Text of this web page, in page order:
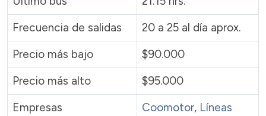
Frecuencia de salidas
20 a 25 al día aprox.
Precio más bajo
$90.000
Precio más alto
$95.000
Empresas
Coomotor, Líneas